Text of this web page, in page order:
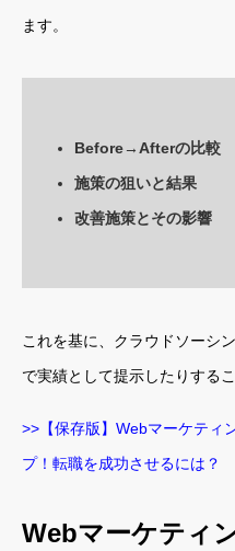
ます。
Before→Afterの比較
施策の狙いと結果
改善施策とその影響
これを基に、クラウドソーシ
で実績として提示したりする
>>【保存版】Webマーケティ
プ！転職を成功させるには？
Webマーケティ